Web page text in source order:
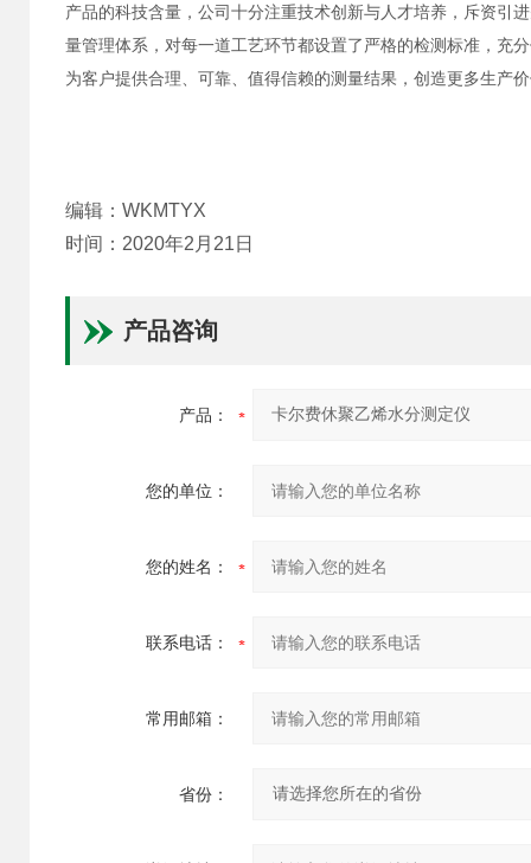
产品的科技含量，公司十分注重技术创新与人才培养，斥资引
量管理体系，对每一道工艺环节都设置了严格的检测标准，充
为客户提供合理、可靠、值得信赖的测量结果，创造更多生产
编辑：WKMTYX
时间：2020年2月21日
产品咨询
产品：
您的单位：
您的姓名：
联系电话：
常用邮箱：
省份：